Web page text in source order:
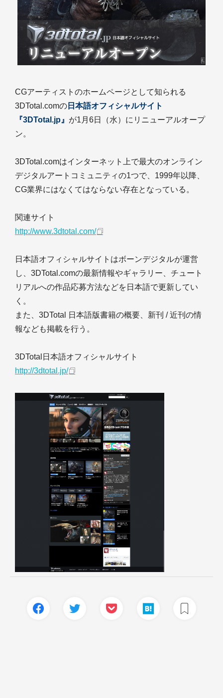
CGアーティストのホームページとして知られる
3DTotal.comの 日本語オフィシャルサイト
『3DTotal.jp』 が1月6日（水）にリニューアルオープ
ン。
3DTotal.comはインターネット上で最大のオンライン
デジタルアートコミュニティの1つで、1999年以降、
CG業界にはなくてはならない存在となっている。
関連サイト
http://www.3dtotal.com/
日本語オフィシャルサイトはボーンデジタルが運営
し、3DTotal.comの最新情報やギャラリー、チュート
リアルへの作品応募方法などを日本語で更新してい
く。
また、3DTotal 日本語版書籍の概要、新刊 / 近刊の情
報なども掲載を行う。
3DTotal日本語オフィシャルサイト
http://3dtotal.jp/